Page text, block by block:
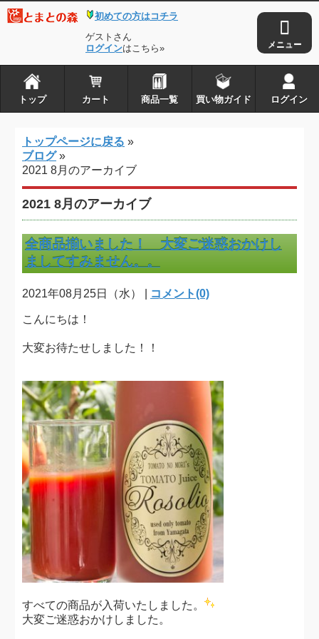
初めての方はコチラ
ゲストさん
ログインはこちら»
トップ カート 商品一覧 買い物ガイド ログイン
トップページに戻る »
ブログ»
2021 8月のアーカイブ
2021 8月のアーカイブ
全商品揃いました！ 大変ご迷惑おかけし
ましてすみません。。
2021年08月25日（水） | コメント(0)
こんにちは！
大変お待たせしました！！
すべての商品が入荷いたしました。
大変ご迷惑おかけしました。
トップ
ログイン
とまとの森は株式会社アイ・タックルの
登録商標です
Copyright © 2010-2026とまとの森. all rights reserved.